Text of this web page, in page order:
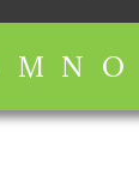
M N O